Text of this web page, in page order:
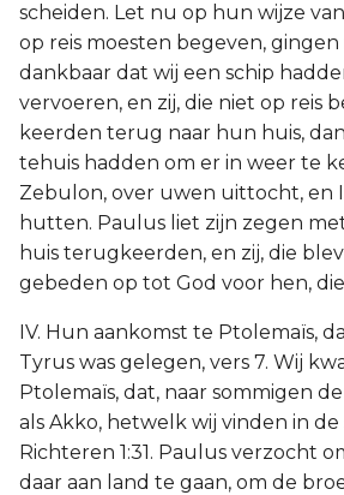
scheiden. Let nu op hun wijze
op reis moesten begeven, gingen
dankbaar dat wij een schip
vervoeren, en zij, die niet op reis
keerden terug naar hun huis,
tehuis hadden om er in weer te
Zebulon, over uwen uittocht, en
hutten. Paulus liet zijn zegen
huis terugkeerden, en zij, die
gebeden op tot God voor hen,
IV. Hun aankomst te Ptolemaïs,
Tyrus was gelegen, vers 7. Wij
Ptolemaïs, dat, naar sommigen
als Akko, hetwelk wij vinden in de
Richteren 1:31. Paulus verzocht
daar aan land te gaan, om de